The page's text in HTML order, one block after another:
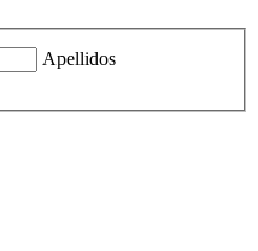
Apellidos